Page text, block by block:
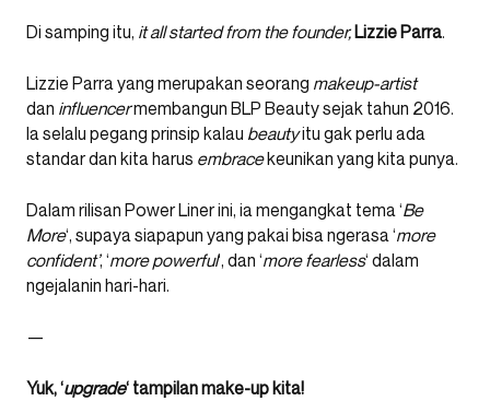
Di samping itu, it all started from the founder, Lizzie Parra.
Lizzie Parra yang merupakan seorang makeup-artist
dan influencermembangun BLP Beauty sejak tahun 2016.
Ia selalu pegang prinsip kalau beautyitu gak perlu ada
standar dan kita harus embracekeunikan yang kita punya.
Dalam rilisan Power Liner ini, ia mengangkat tema ‘Be
More‘, supaya siapapun yang pakai bisa ngerasa ‘more
confident’, ‘more powerful‘, dan ‘more fearless‘ dalam
ngejalanin hari-hari.
—
Yuk, ‘upgrade‘ tampilan make-up kita!